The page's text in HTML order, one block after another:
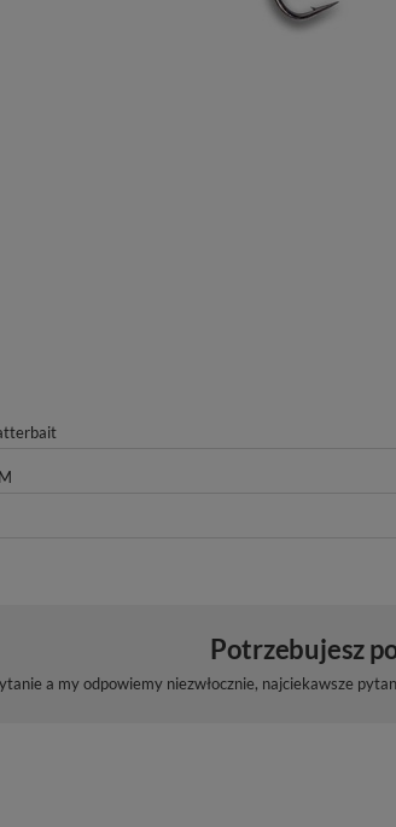
Potrzebujesz
a my odpowiemy niezwłocznie, najciekawsze